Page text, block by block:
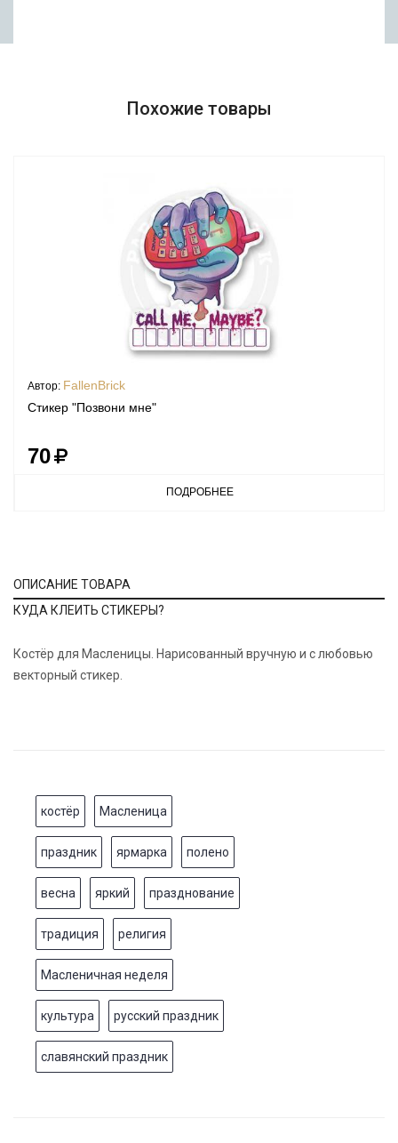
Похожие товары
Автор: FallenBrick
Стикер "Позвони мне"
70
ПОДРОБНЕЕ
ОПИСАНИЕ ТОВАРА
КУДА КЛЕИТЬ СТИКЕРЫ?
Костёр для Масленицы. Нарисованный вручную и с любовью
векторный стикер.
костёр Масленица
праздник ярмарка полено
весна яркий празднование
традиция религия
Масленичная неделя
культура русский праздник
славянский праздник